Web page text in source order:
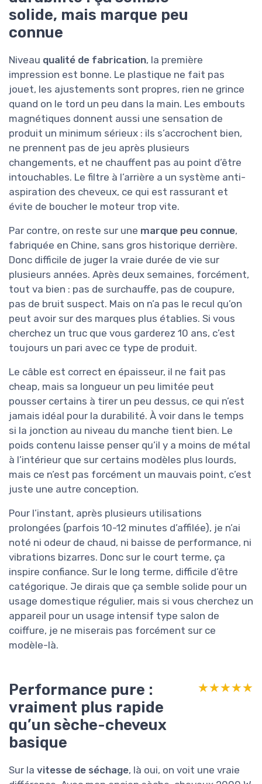
solide, mais marque peu
connue
Niveau qualité de fabrication, la première
impression est bonne. Le plastique ne fait pas
jouet, les ajustements sont propres, rien ne grince
quand on le tord un peu dans la main. Les embouts
magnétiques donnent aussi une sensation de
produit un minimum sérieux : ils s’accrochent bien,
ne prennent pas de jeu après plusieurs
changements, et ne chauffent pas au point d’être
intouchables. Le filtre à l’arrière a un système anti-
aspiration des cheveux, ce qui est rassurant et
évite de boucher le moteur trop vite.
Par contre, on reste sur une marque peu connue,
fabriquée en Chine, sans gros historique derrière.
Donc difficile de juger la vraie durée de vie sur
plusieurs années. Après deux semaines, forcément,
tout va bien : pas de surchauffe, pas de coupure,
pas de bruit suspect. Mais on n’a pas le recul qu’on
peut avoir sur des marques plus établies. Si vous
cherchez un truc que vous garderez 10 ans, c’est
toujours un pari avec ce type de produit.
Le câble est correct en épaisseur, il ne fait pas
cheap, mais sa longueur un peu limitée peut
pousser certains à tirer un peu dessus, ce qui n’est
jamais idéal pour la durabilité. À voir dans le temps
si la jonction au niveau du manche tient bien. Le
poids contenu laisse penser qu’il y a moins de métal
à l’intérieur que sur certains modèles plus lourds,
mais ce n’est pas forcément un mauvais point, c’est
juste une autre conception.
Pour l’instant, après plusieurs utilisations
prolongées (parfois 10-12 minutes d’affilée), je n’ai
noté ni odeur de chaud, ni baisse de performance, ni
vibrations bizarres. Donc sur le court terme, ça
inspire confiance. Sur le long terme, difficile d’être
catégorique. Je dirais que ça semble solide pour un
usage domestique régulier, mais si vous cherchez un
appareil pour un usage intensif type salon de
coiffure, je ne miserais pas forcément sur ce
modèle-là.
Performance pure :
vraiment plus rapide
qu’un sèche-cheveux
basique
★★★★★
★★★★★
Sur la vitesse de séchage, là oui, on voit une vraie